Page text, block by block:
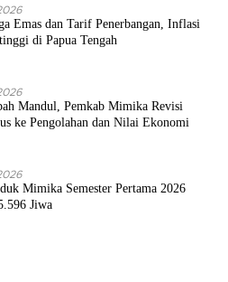
Emas dan Tarif Penerbangan, Inflasi
di Papua Tengah
Mandul, Pemkab Mimika Revisi
ke Pengolahan dan Nilai Ekonomi
Mimika Semester Pertama 2026
Jiwa